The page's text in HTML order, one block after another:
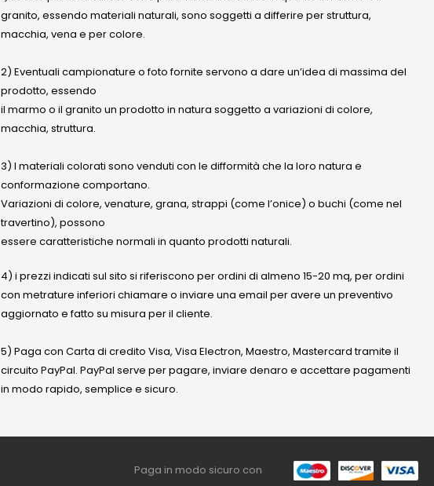
granito, essendo materiali naturali, sono soggetti a differire per struttura,
macchia, vena e per colore.
2) Eventuali campionature o foto fornite servono a dare un’idea di massima del
prodotto, essendo
il marmo o il granito un prodotto in natura soggetto a variazioni di colore,
macchia, struttura.
3) I materiali colorati sono venduti con le difformità che la loro natura e
conformazione comportano.
Variazioni di colore, venature, grana, strappi (come l’onice) o buchi (come nel
travertino), possono
essere caratteristiche normali in quanto prodotti naturali.
4) i prezzi indicati sul sito si riferiscono per ordini di almeno 15-20 mq, per ordini
con metrature inferiori chiamare o inviare una email per avere un preventivo
aggiornato e fatto su misura per il cliente.
5) Paga con Carta di credito Visa, Visa Electron, Maestro, Mastercard tramite il
circuito PayPal. PayPal serve per pagare, inviare denaro e accettare pagamenti
in modo rapido, semplice e sicuro.
Paga in modo sicuro con